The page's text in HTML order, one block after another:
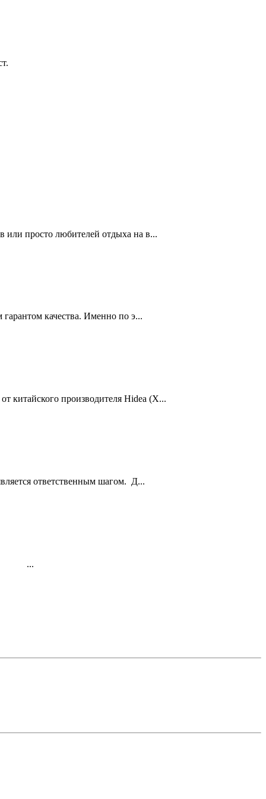
или просто любителей отдыха на в...
качества. Именно по э...
китайского производителя Hidea (Х...
ответственным шагом. Д...
...